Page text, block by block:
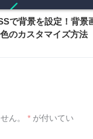
で背景を設定！背景
のカスタマイズ方法
ん。 * が付いてい